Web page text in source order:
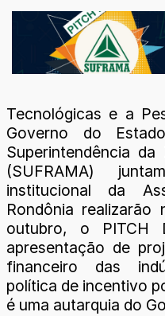
Tecnológicas e a
Governo do
Superintendência
(SUFRAMA)
institucional da
Rondônia
outubro, o
apresentação de
financeiro das
política de incentivo
é uma autarquia do